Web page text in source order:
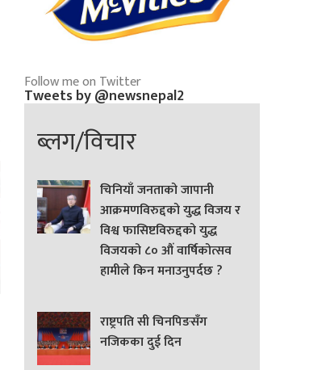
Follow me on Twitter
Tweets by @newsnepal2
ब्लग/विचार
चिनियाँ जनताको जापानी
आक्रमणविरुद्दको युद्ध विजय र
विश्व फासिष्टविरुद्दको युद्ध
विजयको ८० औं वार्षिकोत्सव
हामीले किन मनाउनुपर्दछ ?
राष्ट्रपति सी चिनपिङसँग
नजिकका दुई दिन